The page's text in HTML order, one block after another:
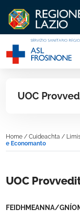
UOC
Home / Cuideachta /
e Economanto
UOC
FEIDHMEANNA/